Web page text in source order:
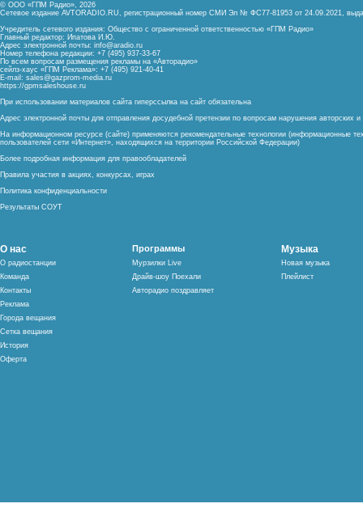
© ООО «ГПМ Радио», 2026
Сетевое издание AVTORADIO.RU, регистрационный номер СМИ Эл № ФС77-81953 от 24.09.2021,
Учредитель сетевого издания: Общество с ограниченной ответственностью «ГПМ Радио»
Главный редактор: Ипатова И.Ю.
Адрес электронной почты: info@aradio.ru
Номер телефона редакции: +7 (495) 937-33-67
По всем вопросам размещения рекламы на «Авторадио»
сейлз-хаус «ГПМ Реклама»: +7 (495) 921-40-41
E-mail: sales@gazprom-media.ru
https://gpmsaleshouse.ru
При использовании материалов сайта гиперссылка на сайт обязательна
Адрес электронной почты для отправления досудебной претензии по вопросам нарушения авторских
На информационном ресурсе (сайте) применяются рекомендательные технологии (информационные
пользователей сети «Интернет», находящихся на территории Российской Федерации)
Более подробная информация для правообладателей
Правила участия в акциях, конкурсах, играх
Политика конфиденциальности
Результаты СОУТ
О нас
О радиостанции
Команда
Контакты
Реклама
Города вещания
Сетка вещания
История
Оферта
Программы
Мурзилки Live
Драйв-шоу Поехали
Авторадио поздравляет
Музыка
Новая музыка
Плейлист